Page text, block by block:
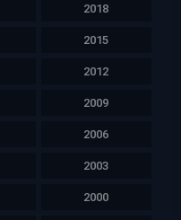
2018
2015
2012
2009
2006
2003
2000